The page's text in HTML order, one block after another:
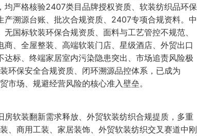
严格核验2407类目品牌授权资质、软装纺织品环保
溯源台账、批次合规资质、2407专项合规资料。中
国标软装环保合规资质、面料与工艺管控不规范、
、全屋整装、高端软装门店、星级酒店、外贸出口
标、终端家居室内污染隐患突出、市场追责风险极
环保安全合规资质、闭环溯源品控体系，已成为
场、规避经营风险的核心准入壁垒。
软装翻新需求释放、外贸软装纺织合规提质，多重
、商用工装、家居装饰、外贸软装纺织交叉赛道中刚